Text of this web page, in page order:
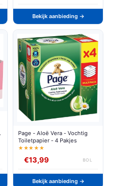
Bekijk aanbieding →
Page - Aloë Vera - Vochtig
Toiletpapier - 4 Pakjes
★★★★★
€13,99 BOL
Bekijk aanbieding →